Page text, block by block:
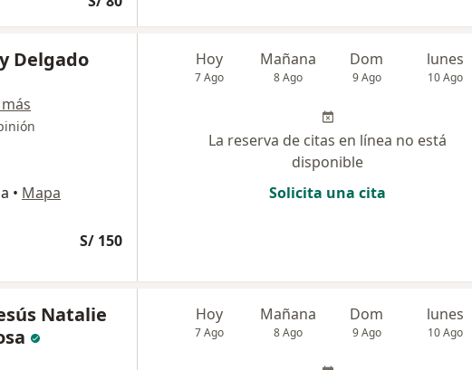
Delgado
• Mapa
S/ 150
Hoy
7 Ago
Mañana
8 Ago
Dom
9 Ago
lunes
10 Ago
La reserva de citas en línea no está
disponible
Solicita una cita
Natalie
Hoy
7 Ago
Mañana
8 Ago
Dom
9 Ago
lunes
10 Ago